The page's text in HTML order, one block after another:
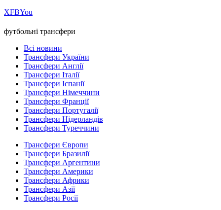
ХFBYou
футбольні трансфери
Всі новини
Трансфери України
Трансфери Англії
Трансфери Італії
Трансфери Іспанії
Трансфери Німеччини
Трансфери Франції
Трансфери Португалії
Трансфери Нідерландів
Трансфери Туреччини
Трансфери Європи
Трансфери Бразилії
Трансфери Аргентини
Трансфери Америки
Трансфери Африки
Трансфери Азії
Трансфери Росії